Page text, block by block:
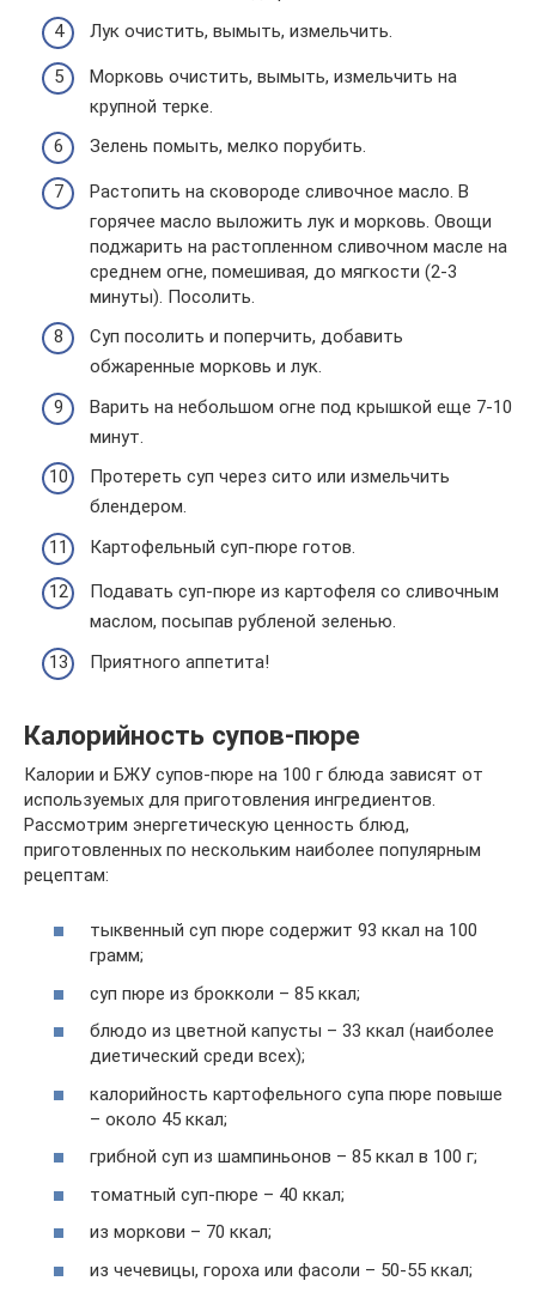
Лук очистить, вымыть, измельчить.
Морковь очистить, вымыть, измельчить на
крупной терке.
Зелень помыть, мелко порубить.
Растопить на сковороде сливочное масло. В
горячее масло выложить лук и морковь. Овощи
поджа­рить на растопленном сливочном масле на
среднем огне, помешивая, до мягкости (2-3
минуты). Посолить.
Суп посолить и поперчить, добавить
обжаренные морковь и лук.
Варить на небольшом огне под крышкой еще 7-10
минут.
Протереть суп через сито или измельчить
блендером.
Картофельный суп-пюре готов.
Подавать суп-пюре из картофеля со сливочным
маслом, посыпав рубленой зеленью.
Приятного аппетита!
Калорийность супов-пюре
Калории и БЖУ супов-пюре на 100 г блюда зависят от
используемых для приготовления ингредиентов.
Рассмотрим энергетическую ценность блюд,
приготовленных по нескольким наиболее популярным
рецептам:
тыквенный суп пюре содержит 93 ккал на 100
грамм;
суп пюре из брокколи – 85 ккал;
блюдо из цветной капусты – 33 ккал (наиболее
диетический среди всех);
калорийность картофельного супа пюре повыше
– около 45 ккал;
грибной суп из шампиньонов – 85 ккал в 100 г;
томатный суп-пюре – 40 ккал;
из моркови – 70 ккал;
из чечевицы, гороха или фасоли – 50-55 ккал;